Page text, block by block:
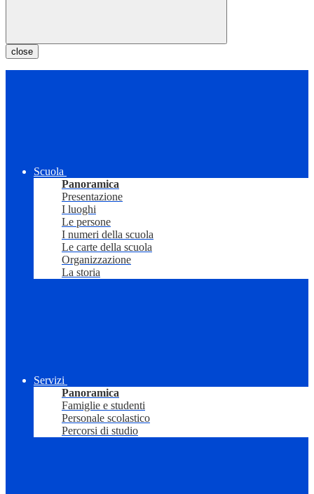
close
Scuola
Panoramica
Presentazione
I luoghi
Le persone
I numeri della scuola
Le carte della scuola
Organizzazione
La storia
Servizi
Panoramica
Famiglie e studenti
Personale scolastico
Percorsi di studio